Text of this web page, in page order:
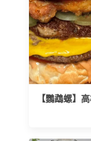
【鸚鵡螺】